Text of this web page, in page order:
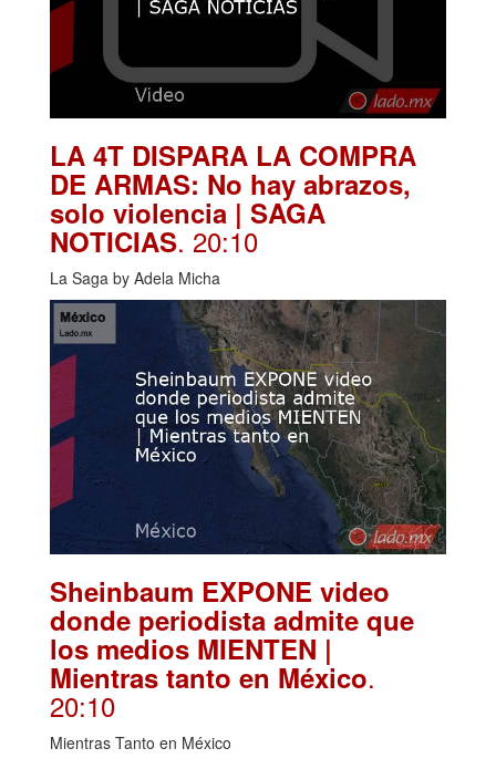
LA 4T DISPARA LA COMPRA
DE ARMAS: No hay abrazos,
solo violencia | SAGA
NOTICIAS. 20:10
La Saga by Adela Micha
Sheinbaum EXPONE video
donde periodista admite que
los medios MIENTEN |
Mientras tanto en México.
20:10
Mientras Tanto en México